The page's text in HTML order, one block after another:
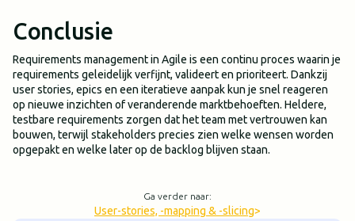
Conclusie
Requirements management in Agile is een continu proces waarin je
requirements geleidelijk verfijnt, valideert en prioriteert. Dankzij
user stories, epics en een iteratieve aanpak kun je snel reageren
op nieuwe inzichten of veranderende marktbehoeften. Heldere,
testbare requirements zorgen dat het team met vertrouwen kan
bouwen, terwijl stakeholders precies zien welke wensen worden
opgepakt en welke later op de backlog blijven staan.
Ga verder naar:
User-stories, -mapping & -slicing>